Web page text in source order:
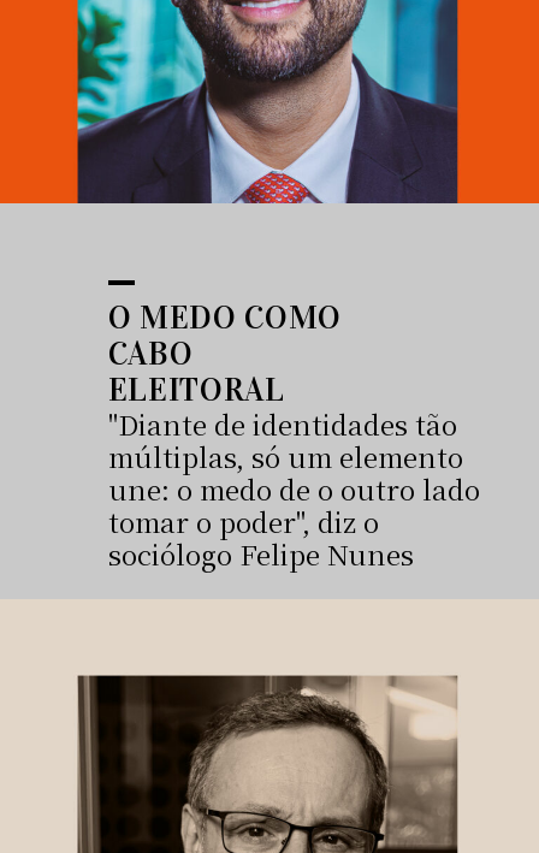
O MEDO COMO
CABO
ELEITORAL
"Diante de identidades tão
múltiplas, só um elemento
une: o medo de o outro lado
tomar o poder", diz o
sociólogo Felipe Nunes